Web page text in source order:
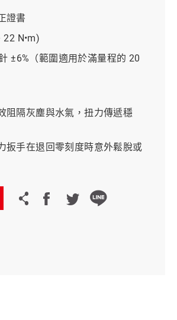
設備
證書
N•m)
±6%（範圍適用於滿量程的 20
阻隔灰塵與水氣，扭力傳遞穩
扳手在退回零刻度時意外鬆脫或